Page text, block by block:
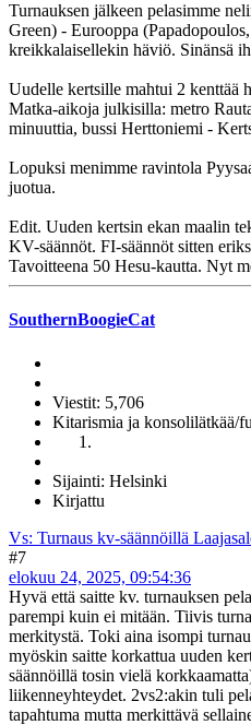
Turnauksen jälkeen pelasimme
Green) - Eurooppa
kreikkalaisellekin häviö. Sinänsä
Uudelle kertsille mahtui 2 kenttää
Matka-aikoja julkisilla: metro
minuuttia, bussi Herttoniemi -
Lopuksi menimme ravintola
juotua.
Edit. Uuden kertsin ekan maalin
KV-säännöt. FI-säännöt sitten
Tavoitteena 50 Hesu-kautta. Nyt
SouthernBoogieCat
Viestit: 5,706
Kitarismia ja konsolilätkää/
Sijainti: Helsinki
Kirjattu
Vs: Turnaus kv-säännöillä
#7
elokuu 24, 2025, 09:54:36
Hyvä että saitte kv. turnauksen
parempi kuin ei mitään. Tiivis
merkitystä. Toki aina isompi
myöskin saitte korkattua uuden
säännöillä tosin vielä
liikenneyhteydet. 2vs2:akin tuli
tapahtuma mutta merkittävä